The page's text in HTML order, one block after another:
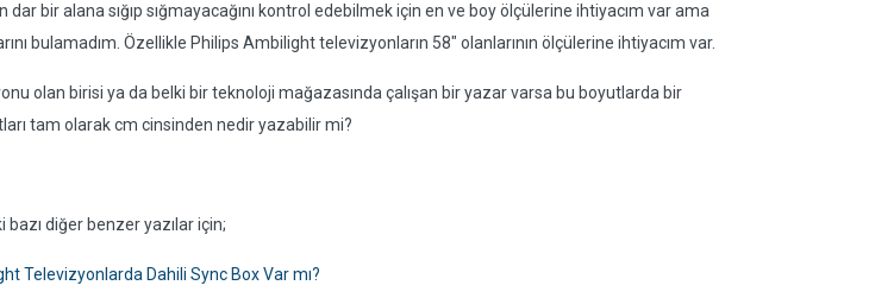
dar bir alana sığıp sığmayacağını kontrol edebilmek için en ve boy ölçülerine ihtiyacım var ama
bulamadım. Özellikle Philips Ambilight televizyonların 58" olanlarının ölçülerine ihtiyacım var.
olan birisi ya da belki bir teknoloji mağazasında çalışan bir yazar varsa bu boyutlarda bir
tam olarak cm cinsinden nedir yazabilir mi?
bazı diğer benzer yazılar için;
Televizyonlarda Dahili Sync Box Var mı?